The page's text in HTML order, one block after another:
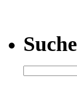
Suche